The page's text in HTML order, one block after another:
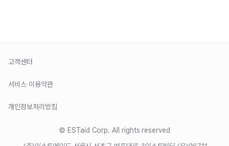
고객센터
서비스 이용약관
개인정보처리방침
© ESTaid Corp. All rights reserved